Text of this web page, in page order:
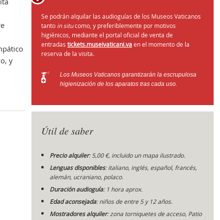
y
Se podrán alquilar las audioguías de los Museos Vaticanos
tanto in situcomo, y preferiblemente por motivos
higiénicos, mediante el portal oficial de venta de
entradas tickets.museivaticani.vaen el momento de la
reserva de la visita.
Los Museos Vaticanos garantizarán la escrupulosa
higienización de los aparatos tras cada uso.
Útil de saber
Precio alquiler: 5,00 €, incluido un mapa ilustrado.
Lenguas disponibles: italiano, inglés, español, francés,
alemán, ucraniano, polaco.
Duración audioguía: 1 hora aprox.
Edad aconsejada: niños de entre 5 y 12 años.
Mostradores alquiler: zona torniquetes de acceso, Patio